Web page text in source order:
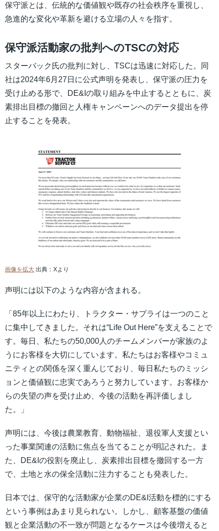
保守派とは、伝統的な価値観や既存の社会秩序を重視し、
急進的な変化や革新を避ける立場の人々を指す。
保守派活動家の批判へのTSCの対応
スターバック氏の批判に対し、TSCは迅速に対応した。同
社は2024年6月27日に公式声明を発表し、保守派の圧力を
受け止める形で、DE&Iの取り組みを中止するとともに、炭
素排出目標の撤回と人権キャンペーンへのデータ提出を停
止することを発表。
画像を拡大 出典：Xより
声明には以下のような内容が含まれる。
「85年以上にわたり、トラクター・サプライは一つのこと
に集中してきました。それは“Life Out Here”を支えることで
す。毎日、私たちの50,000人のチームメンバーが家族のよ
うにお客様を大切にしています。私たちはお客様やコミュ
ニティとの関係を深く重んじており、毎日私たちのミッシ
ョンと価値観に忠実であろうと努力しています。お客様か
らの失望の声を受け止め、今後の活動を再評価しまし
た。」
声明には、今後は農業教育、動物福祉、退役軍人支援とい
った事業関連の活動に焦点を当てることが明記された。ま
た、DE&Iの役割を廃止し、炭素排出目標を撤回する一方
で、土地と水の保全活動に注力することも発表した。
日本では、保守的な活動家が企業のDE&I活動を標的にする
という事例はあまり見られない。しかし、顧客基盤の価値
観と企業活動の不一致が問題となるケースは今後増えると